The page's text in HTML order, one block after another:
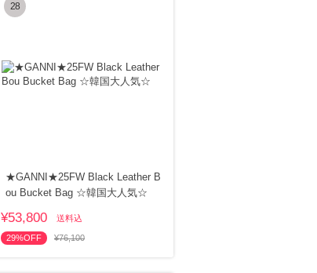
28
★GANNI★25FW Black Leather B
ou Bucket Bag ☆韓国大人気☆
¥53,800 送料込
29%OFF ¥76,100